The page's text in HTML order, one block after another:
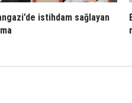
istihdam sağlayan